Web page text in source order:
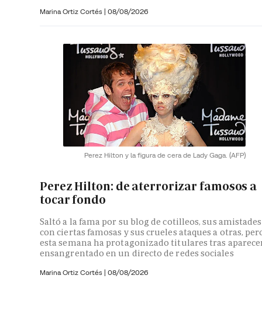
Marina Ortiz Cortés | 08/08/2026
Perez Hilton y la figura de cera de Lady Gaga. (AFP)
Perez Hilton: de aterrorizar famosos a
tocar fondo
Saltó a la fama por su blog de cotilleos, sus amistades
con ciertas famosas y sus crueles ataques a otras,
esta semana ha protagonizado titulares tras
ensangrentado en un directo de redes sociales
Marina Ortiz Cortés | 08/08/2026